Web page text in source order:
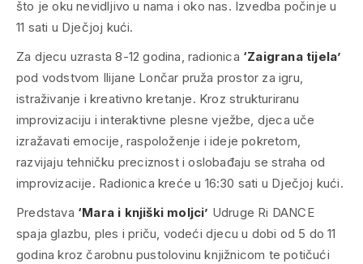
što je oku nevidljivo u nama i oko nas. Izvedba počinje u
11 sati u Dječjoj kući.
Za djecu uzrasta 8-12 godina, radionica ‘Zaigrana tijela’
pod vodstvom Ilijane Lončar pruža prostor za igru,
istraživanje i kreativno kretanje. Kroz strukturiranu
improvizaciju i interaktivne plesne vježbe, djeca uče
izražavati emocije, raspoloženje i ideje pokretom,
razvijaju tehničku preciznost i oslobađaju se straha od
improvizacije. Radionica kreće u 16:30 sati u Dječjoj kući.
Predstava ‘Mara i knjiški moljci’ Udruge Ri DANCE
spaja glazbu, ples i priču, vodeći djecu u dobi od 5 do 11
godina kroz čarobnu pustolovinu knjižnicom te potičući